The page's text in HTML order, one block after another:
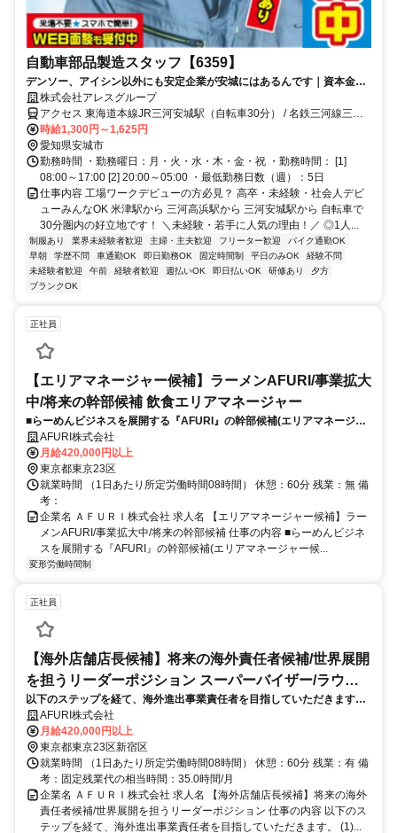
自動車部品製造スタッフ【6359】
デンソー、アイシン以外にも安定企業が安城にはあるんです｜資本金45
億の製造工場！入るなら今です！工場ワークデビューの方必見？高卒・
未経験・社会人デビューみんなOK
株式会社アレスグループ
アクセス 東海道本線JR三河安城駅（自転車30分） / 名鉄三河線三河
高浜駅（自転車25分） / 名鉄西尾線米津駅（自転車21分）
時給1,300円～1,625円
愛知県安城市
勤務時間 ・勤務曜日：月・火・水・木・金・祝 ・勤務時間： [1]
08:00～17:00 [2] 20:00～05:00 ・最低勤務日数（週）：5日
仕事内容 工場ワークデビューの方必見？ 高卒・未経験・社会人デビ
ューみんなOK 米津駅から 三河高浜駅から 三河安城駅から 自転車で
30分圏内の好立地です！ ＼未経験・若手に人気の理由！／ ◎1人...
制服あり 業界未経験者歓迎 主婦・主夫歓迎 フリーター歓迎
バイク通勤OK
早朝
学歴不問 車通勤OK 即日勤務OK 固定時間制 平日のみOK
経験不問
未経験者歓迎
午前 経験者歓迎 週払いOK 即日払いOK 研修あり
夕方
ブランクOK
正社員
【エリアマネージャー候補】ラーメンAFURI/事業拡大
中/将来の幹部候補 飲食エリアマネージャー
■らーめんビジネスを展開する『AFURI』の幹部候補(エリアマネージャ
ー候補)として通常の店舗業務に加え、4～5店舗の店舗マネジメントを担
当していただきます。
AFURI株式会社
月給420,000円以上
東京都東京23区
就業時間 （1日あたり所定労働時間08時間） 休憩：60分 残業：無 備
考：
企業名 ＡＦＵＲＩ株式会社 求人名 【エリアマネージャー候補】ラー
メンAFURI/事業拡大中/将来の幹部候補 仕事の内容 ■らーめんビジネ
スを展開する『AFURI』の幹部候補(エリアマネージャー候...
変形労働時間制
正社員
【海外店舗店長候補】将来の海外責任者候補/世界展開
を担うリーダーポジション スーパーバイザー/ラウン
ダー
以下のステップを経て、海外進出事業責任者を目指していただきます。
(1)入社後：店長代理として勤務いただき、AFURIのオペレーションを習
得 (2)6か月後を目安に実力に応じて店長に昇格。
AFURI株式会社
月給420,000円以上
東京都東京23区新宿区
就業時間 （1日あたり所定労働時間08時間） 休憩：60分 残業：有 備
考：固定残業代の相当時間：35.0時間/月
企業名 ＡＦＵＲＩ株式会社 求人名 【海外店舗店長候補】将来の海外
責任者候補/世界展開を担うリーダーポジション 仕事の内容 以下のス
テップを経て、海外進出事業責任者を目指していただきます。 (1)...